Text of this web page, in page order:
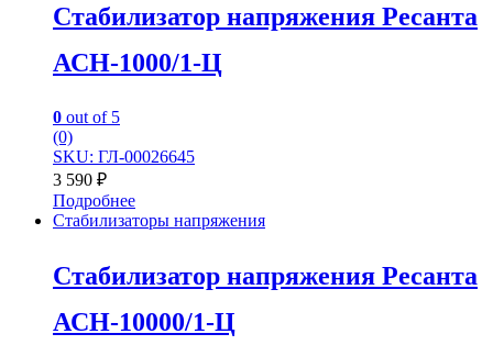
Стабилизатор напряжения Ресанта
АСН-1000/1-Ц
0 out of 5
(0)
SKU: ГЛ-00026645
3 590 ₽
Подробнее
Стабилизаторы напряжения
Стабилизатор напряжения Ресанта
АСН-10000/1-Ц